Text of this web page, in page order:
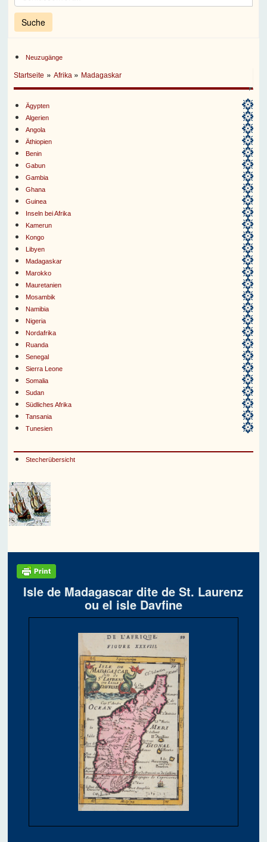
Neuzugänge
Startseite »Afrika » Madagaskar
Ägypten
Algerien
Angola
Äthiopien
Benin
Gabun
Gambia
Ghana
Guinea
Inseln bei Afrika
Kamerun
Kongo
Libyen
Madagaskar
Marokko
Mauretanien
Mosambik
Namibia
Nigeria
Nordafrika
Ruanda
Senegal
Sierra Leone
Somalia
Sudan
Südliches Afrika
Tansania
Tunesien
Stecherübersicht
Isle de Madagascar dite de St. Laurenz
ou el isle Davfine